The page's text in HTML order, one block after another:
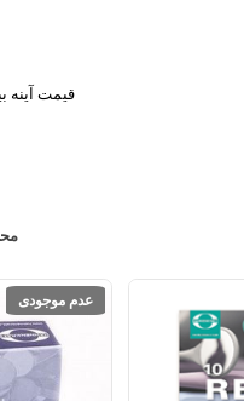
قیمت آینه
عدم موجودی